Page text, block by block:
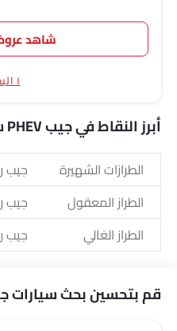
شاهد
١ البديل
أبرز النقاط في جيب PHEV سيارات
الطرازات الشهيرة
جيب
الطراز المعقول
جيب
الطراز الغالي
جيب
قم بتحسين بحث سيارات